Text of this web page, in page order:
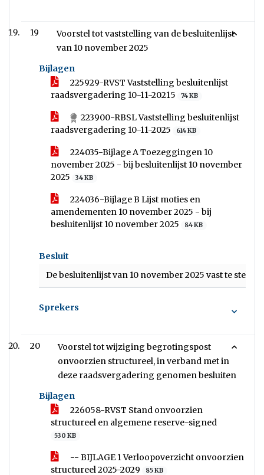
19
Voorstel tot vaststelling van de besluitenlijst
van 10 november 2025
Bijlagen
225929-RVST Vaststelling besluitenlijst
raadsvergadering 10-11-20215
74 KB
223900-RBSL Vaststelling besluitenlijst
raadsvergadering 10-11-2025
614 KB
224035-Bijlage A Toezeggingen 10
november 2025 - bij besluitenlijst 10 november
2025
34 KB
224036-Bijlage B Lijst moties en
amendementen 10 november 2025 - bij
besluitenlijst 10 november 2025
84 KB
Besluit
De besluitenlijst van 10 november 2025 vast te stellen.
Sprekers
20
Voorstel tot wijziging begrotingspost
onvoorzien structureel, in verband met in
deze raadsvergadering genomen besluiten
Bijlagen
226058-RVST Stand onvoorzien
structureel en algemene reserve-signed
530 KB
-- BIJLAGE 1 Verloopoverzicht onvoorzien
structureel 2025-2029
85 KB